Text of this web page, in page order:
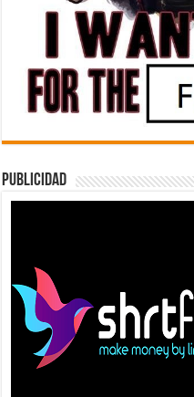
Publicidad